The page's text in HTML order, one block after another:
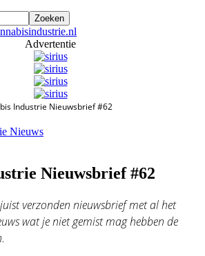
Advertentie
Industrie Nieuwsbrief #62
Nieuws
Nieuwsbrief #62
verzonden nieuwsbrief met al het
wat je niet gemist mag hebben de